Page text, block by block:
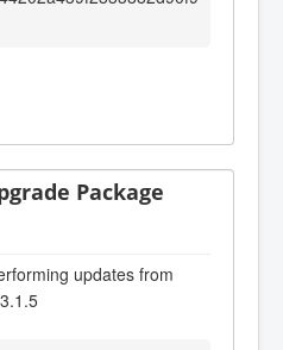
Package
updates from